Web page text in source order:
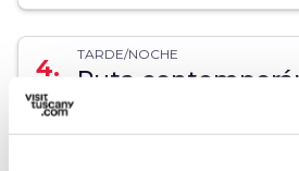
4. TARDE/NOCHE
Ruta